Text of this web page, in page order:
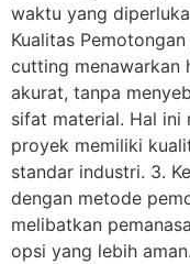
waktu yang
Kualitas
cutting menawarkan
akurat, tanpa
sifat material. Hal ini
proyek memiliki
standar industri. 3.
dengan metode
melibatkan
opsi yang lebih